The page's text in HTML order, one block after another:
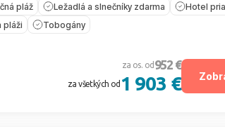
pláž Ležadlá a slnečníky zdarma
Hotel
pláži
Tobogány
za os. od 952 €
za všetkých od 1 903 €